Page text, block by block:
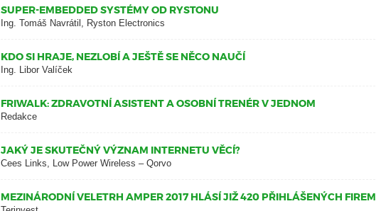
SUPER-EMBEDDED SYSTÉMY OD RYSTONU
Ing. Tomáš Navrátil, Ryston Electronics
KDO SI HRAJE, NEZLOBÍ A JEŠTĚ SE NĚCO NAUČÍ
Ing. Libor Valíček
FRIWALK: ZDRAVOTNÍ ASISTENT A OSOBNÍ TRENÉR V JEDNOM
Redakce
JAKÝ JE SKUTEČNÝ VÝZNAM INTERNETU VĚCÍ?
Cees Links, Low Power Wireless – Qorvo
MEZINÁRODNÍ VELETRH AMPER 2017 HLÁSÍ JIŽ 420 PŘIHLÁŠENÝCH FIREM